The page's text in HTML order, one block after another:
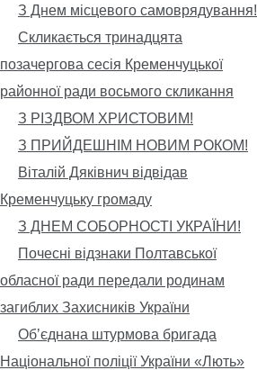
З Днем місцевого самоврядування!
Скликається тринадцята
позачергова сесія Кременчуцької
районної ради восьмого скликання
З РІЗДВОМ ХРИСТОВИМ!
З ПРИЙДЕШНІМ НОВИМ РОКОМ!
Віталій Дяківнич відвідав
Кременчуцьку громаду
З ДНЕМ СОБОРНОСТІ УКРАЇНИ!
Почесні відзнаки Полтавської
обласної ради передали родинам
загиблих Захисників України
Обʼєднана штурмова бригада
Національної поліції України «Лють»